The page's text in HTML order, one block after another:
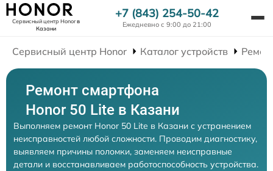
Сервисный центр Honorв
Казани
+7 (843) 254-50-42
Ежедневно с 9:00 до 21:00
Сервисный центр Honor Каталог устройств
Ремонт смартфона
Honor 50 Lite в Казани
Выполняем ремонт Honor 50 Lite в Казани с устранением
неисправностей любой сложности. Проводим диагностику,
выявляем причины поломки, заменяем неисправные
детали и восстанавливаем работоспособность устройства.